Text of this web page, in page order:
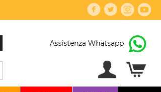
Assistenza Whatsapp